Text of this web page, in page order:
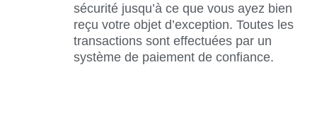
sécurité jusqu’à ce que vous ayez bien
reçu votre objet d’exception. Toutes les
transactions sont effectuées par un
système de paiement de confiance.